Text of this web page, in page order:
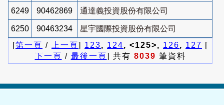
6249 90462869 通達義投資股份有限公司
6250 90463234
星宇國際投資股份有限公司
[第一頁 / 上一頁] 123, 124, <125>, 126, 127 [
下一頁 / 最後一頁] 共有 8039 筆資料